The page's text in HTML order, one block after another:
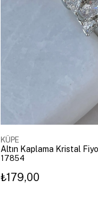
KÜPE
17854
₺179,00